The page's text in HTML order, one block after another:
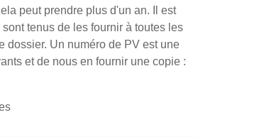
peut prendre plus d'un an. Il est
tenus de les fournir à toutes les
dossier. Un numéro de PV est une
et de nous en fournir une copie :